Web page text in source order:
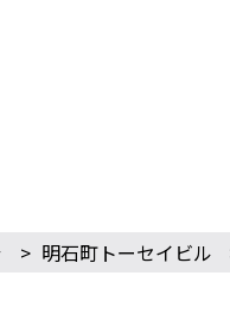
> 明石町トーセイビル